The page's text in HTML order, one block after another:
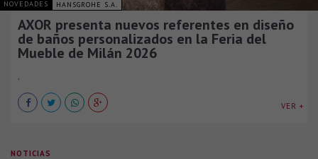
NOVEDADES HANSGROHE S.A.
AXOR presenta nuevos referentes en diseño
de baños personalizados en la Feria del
Mueble de Milán 2026
.
VER +
NOTICIAS